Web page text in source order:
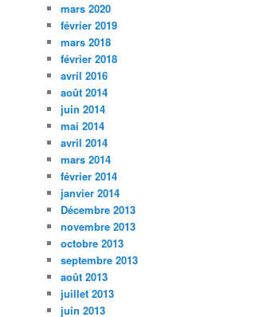
mars 2020
février 2019
mars 2018
février 2018
avril 2016
août 2014
juin 2014
mai 2014
avril 2014
mars 2014
février 2014
janvier 2014
Décembre 2013
novembre 2013
octobre 2013
septembre 2013
août 2013
juillet 2013
juin 2013